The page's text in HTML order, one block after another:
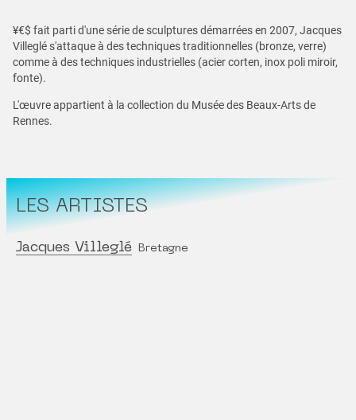
¥€$ fait parti d'une série de sculptures démarrées en 2007, Jacques
Villeglé s'attaque à des techniques traditionnelles (bronze, verre)
comme à des techniques industrielles (acier corten, inox poli miroir,
fonte).
L'œuvre appartient à la collection du Musée des Beaux-Arts de
Rennes.
LES ARTISTES
Jacques Villeglé Bretagne